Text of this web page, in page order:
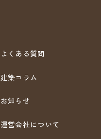
よくある質問
建築コラム
お知らせ
運営会社について